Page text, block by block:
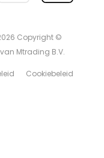
Copyright ©
Mtrading B.V.
Cookiebeleid